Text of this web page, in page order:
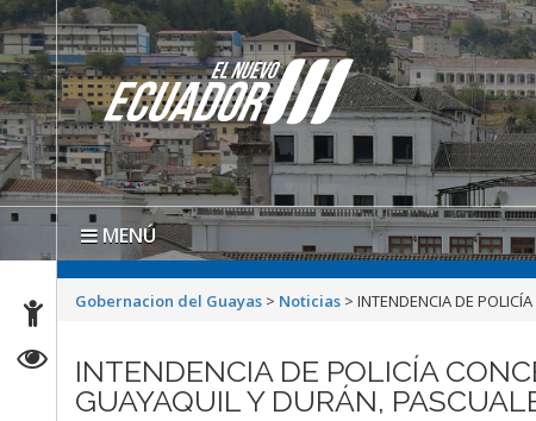
MENÚ
Gobernacion del Guayas > Noticias >INTENDENCIA DE
INTENDENCIA DE POLICÍA
GUAYAQUIL Y DURÁN,